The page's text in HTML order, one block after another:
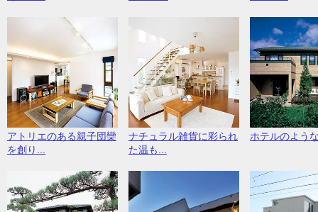
アトリエのある親子団欒
を創り...
ナチュラル雑貨に彩られ
た温も...
ホテルのよう